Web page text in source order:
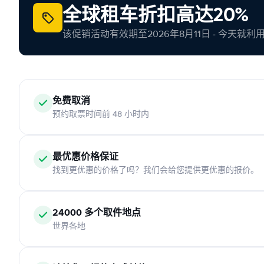
全球租车折扣高达20%
该促销活动有效期至2026年8月11日 - 今天就利用
免费取消
预约取票时间前 48 小时内
最优惠价格保证
找到更优惠的价格了吗？我们会给您提供更优惠的报价。
24000 多个取件地点
世界各地